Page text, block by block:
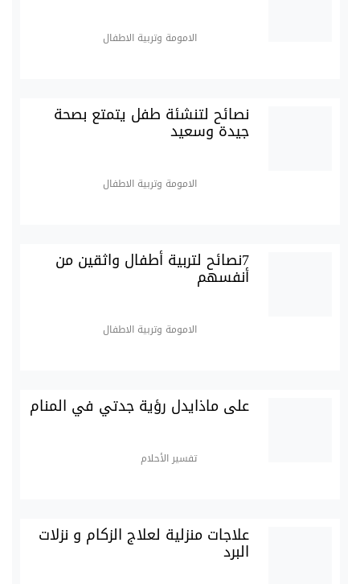
الامومة وتربية الاطفال
نصائح لتنشئة طفل يتمتع بصحة
جيدة وسعيد
الامومة وتربية الاطفال
7نصائح لتربية أطفال واثقين من
أنفسهم
الامومة وتربية الاطفال
على ماذايدل رؤية جدتي في المنام
تفسير الأحلام
علاجات منزلية لعلاج الزكام و نزلات
البرد